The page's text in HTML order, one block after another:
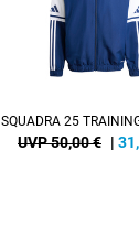
SQUADRA 25
UVP 50,00 € |